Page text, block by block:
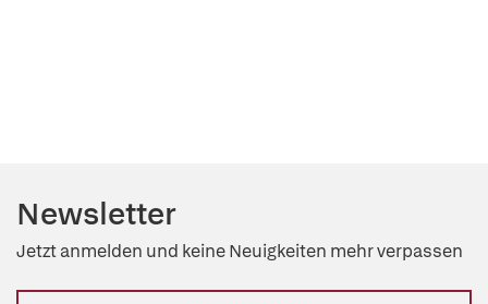
Newsletter
Jetzt anmelden und keine Neuigkeiten mehr verpassen